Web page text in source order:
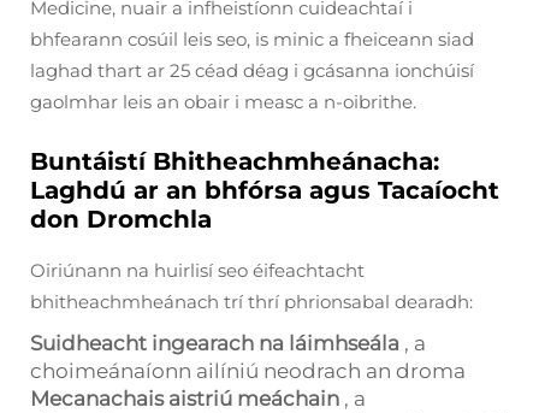
Medicine, nuair a infheistíonn cuideachtaí i
bhfearann cosúil leis seo, is minic a fheiceann siad
laghad thart ar 25 céad déag i gcásanna ionchúisí
gaolmhar leis an obair i measc a n-oibrithe.
Buntáistí Bhitheachmheánacha:
Laghdú ar an bhfórsa agus Tacaíocht
don Dromchla
Oiriúnann na huirlisí seo éifeachtacht
bhitheachmheánach trí thrí phrionsabal dearadh:
Suidheacht ingearach na láimhseála , a
choimeánaíonn ailíniú neodrach an droma
Mecanachais aistriú meáchain , a